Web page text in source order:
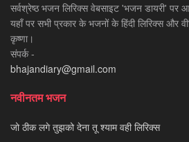
सर्वश्रेष्ठ भजन लिरिक्स वेबसाइट 'भजन डायरी' पर
यहाँ पर सभी प्रकार के भजनों के हिंदी लिरिक्स और
कृष्णा।
संपर्क -
bhajandiary@gmail.com
नवीनतम भजन
जो ठीक लगे तुझको देना तू श्याम वही लिरिक्स